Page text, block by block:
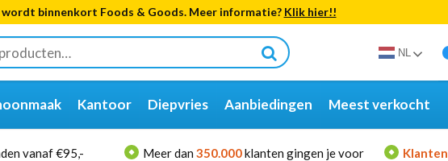
binnenkort Foods & Goods. Meer informatie? Klik hier!!
NL
Kantoor Diepvries Aanbiedingen Meest verkocht
vanaf €95,- Meer dan 350.000klanten gingen je voor Klanten